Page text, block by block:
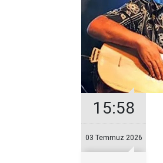
15:58
03 Temmuz 2026